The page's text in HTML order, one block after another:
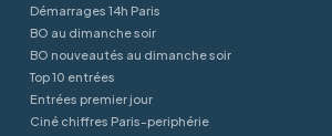
Démarrages 14h Paris
BO au dimanche soir
BO nouveautés au dimanche soir
Top 10 entrées
Entrées premier jour
Ciné chiffres Paris-periphérie